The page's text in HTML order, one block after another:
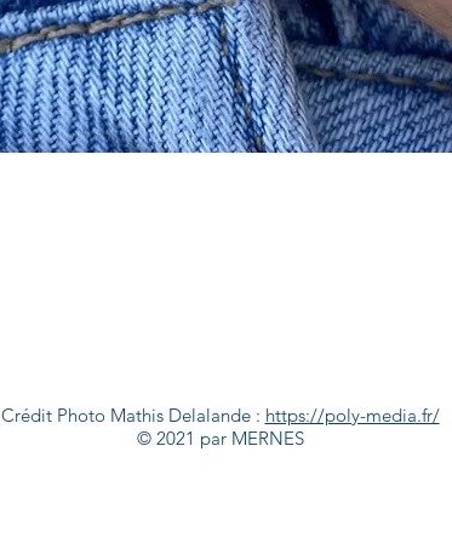
Crédit Photo Mathis Delalande : https://poly-media.fr/
© 2021 par MERNES